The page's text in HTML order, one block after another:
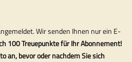
Wir senden Ihnen nur ein E-
100 Treuepunkte für Ihr Abonnement!
an, bevor oder nachdem Sie sich